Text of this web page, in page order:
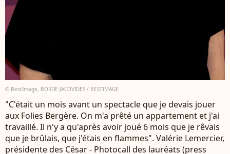
© BestImage, BORDE-JACOVIDES / BESTIMAGE
"C'était un mois avant un spectacle que je devais jouer
aux Folies Bergère. On m'a prêté un appartement et j'ai
travaillé. Il n'y a qu'après avoir joué 6 mois que je rêvais
que je brûlais, que j'étais en flammes". Valérie Lemercier,
présidente des César - Photocall des lauréats (press